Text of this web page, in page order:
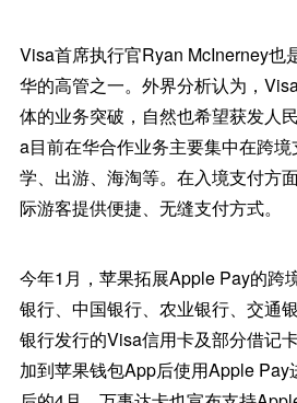
Visa首席执行官Ryan McInerney也
华的高管之一。外界分析认为，
体的业务突破，自然也希望获发人
a目前在华合作业务主要集中在跨
学、出游、海淘等。在入境支付方
际游客提供便捷、无缝支付方式。
今年1月，苹果拓展Apple Pay的跨
银行、中国银行、农业银行、交通
银行发行的Visa信用卡及部分借记
加到苹果钱包App后使用Apple Pay